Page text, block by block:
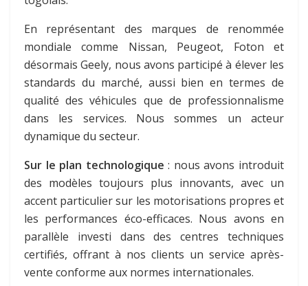
En représentant des marques de renommée
mondiale comme Nissan, Peugeot, Foton et
désormais Geely, nous avons participé à élever les
standards du marché, aussi bien en termes de
qualité des véhicules que de professionnalisme
dans les services. Nous sommes un acteur
dynamique du secteur.
Sur le plan technologique : nous avons introduit
des modèles toujours plus innovants, avec un
accent particulier sur les motorisations propres et
les performances éco-efficaces. Nous avons en
parallèle investi dans des centres techniques
certifiés, offrant à nos clients un service après-
vente conforme aux normes internationales.